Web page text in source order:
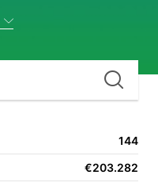
144
€203.282